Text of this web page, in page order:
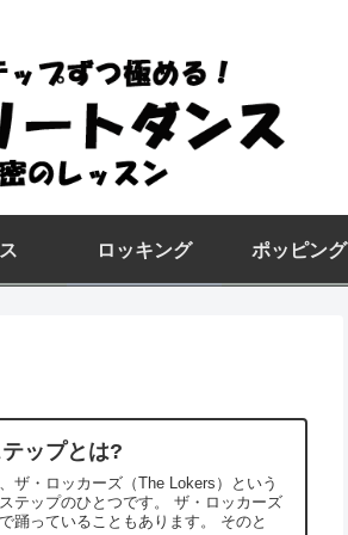
ロッキング ポッピング
ップとは?
ザ・ロッカーズ（The Lokers）という
ひとつです。 ザ・ロッカーズ
ていることもあります。 そのと